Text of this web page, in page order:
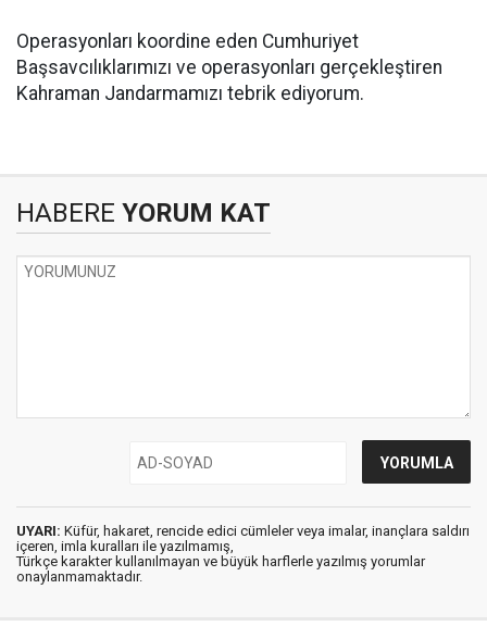
Operasyonları koordine eden Cumhuriyet
Başsavcılıklarımızı ve operasyonları gerçekleştiren
Kahraman Jandarmamızı tebrik ediyorum.
HABERE YORUM KAT
UYARI: Küfür, hakaret, rencide edici cümleler veya imalar, inançlara saldırı
içeren, imla kuralları ile yazılmamış,
Türkçe karakter kullanılmayan ve büyük harflerle yazılmış yorumlar
onaylanmamaktadır.